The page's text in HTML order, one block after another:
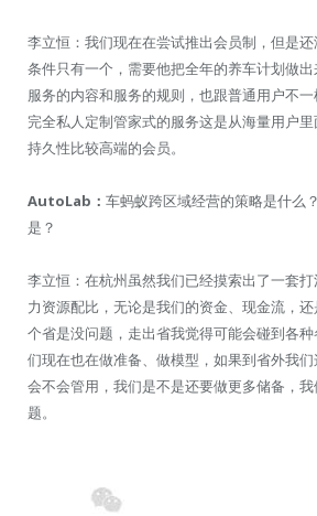
李立恒：我们现在在尝试推出会员制，但是
条件只有一个，需要他把全年的养车计划做
服务的内容和服务的规则，也跟普通用户不
完全私人定制管家式的服务这是从海量用户
持久性比较高端的会员。
AutoLab： 车蚂蚁跨区域经营的策略是什么
是？
李立恒：在杭州虽然我们已经摸索出了一套
力资源配比，无论是我们的资金、现金流，
个省是没问题，走出省我觉得可能会碰到各
们现在也在做准备、做模型，如果到省外我
会不会管用，我们是不是还要做更多储备，
题。